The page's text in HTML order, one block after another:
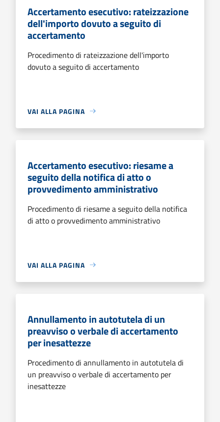
Accertamento esecutivo: rateizzazione
dell'importo dovuto a seguito di
accertamento
Procedimento di rateizzazione dell'importo
dovuto a seguito di accertamento
VAI ALLA PAGINA
Accertamento esecutivo: riesame a
seguito della notifica di atto o
provvedimento amministrativo
Procedimento di riesame a seguito della notifica
di atto o provvedimento amministrativo
VAI ALLA PAGINA
Annullamento in autotutela di un
preavviso o verbale di accertamento
per inesattezze
Procedimento di annullamento in autotutela di
un preavviso o verbale di accertamento per
inesattezze